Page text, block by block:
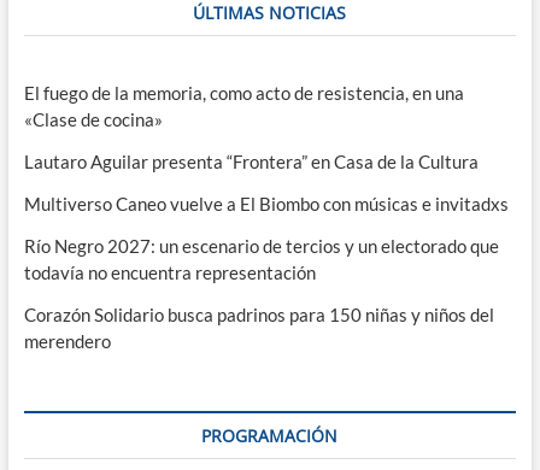
ÚLTIMAS NOTICIAS
El fuego de la memoria, como acto de resistencia, en una
«Clase de cocina»
Lautaro Aguilar presenta “Frontera” en Casa de la Cultura
Multiverso Caneo vuelve a El Biombo con músicas e invitadxs
Río Negro 2027: un escenario de tercios y un electorado que
todavía no encuentra representación
Corazón Solidario busca padrinos para 150 niñas y niños del
merendero
PROGRAMACIÓN